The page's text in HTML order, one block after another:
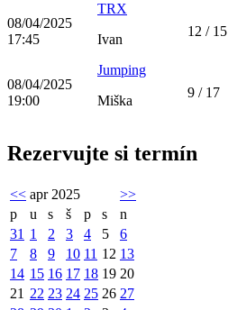
08/04/2025
17:45
TRX
Ivan
12 / 15
08/04/2025
19:00
Jumping
Miška
9 / 17
Rezervujte si termín
<< apr 2025
>>
p
u s š p s
n
31 1 2 3 4 5
6
7
8 9 10 11 12 13
14 15 16 17 18 19 20
21 22 23 24 25 26 27